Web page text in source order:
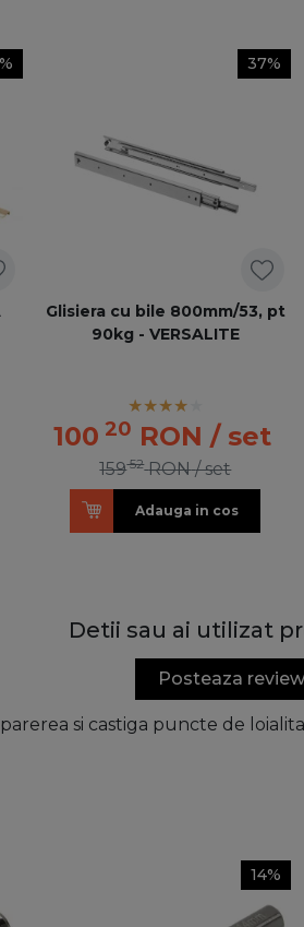
37%
Glisiera cu bile 800mm/53, pt
90kg - VERSALITE
100 20 RON / set
15952 RON / set
Adauga in cos
Detii sau ai utilizat
Posteaza review
si castiga puncte de
14%